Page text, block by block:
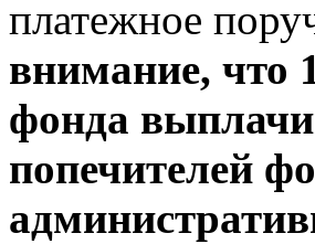
платежное
внимание, что
фонда
попечителей